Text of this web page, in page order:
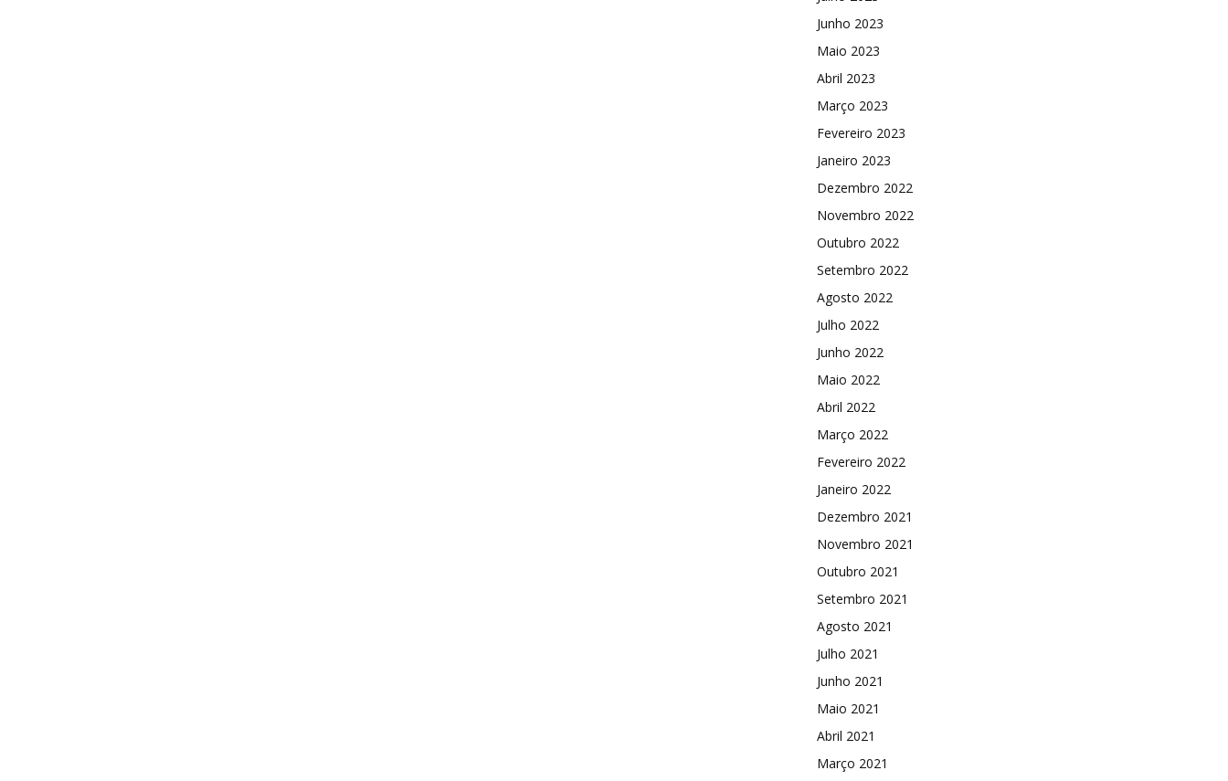
Junho 2023
Maio 2023
Abril 2023
Março 2023
Fevereiro 2023
Janeiro 2023
Dezembro 2022
Novembro 2022
Outubro 2022
Setembro 2022
Agosto 2022
Julho 2022
Junho 2022
Maio 2022
Abril 2022
Março 2022
Fevereiro 2022
Janeiro 2022
Dezembro 2021
Novembro 2021
Outubro 2021
Setembro 2021
Agosto 2021
Julho 2021
Junho 2021
Maio 2021
Abril 2021
Março 2021